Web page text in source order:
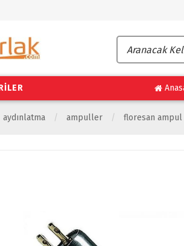
aydınlatma ampuller floresan ampul